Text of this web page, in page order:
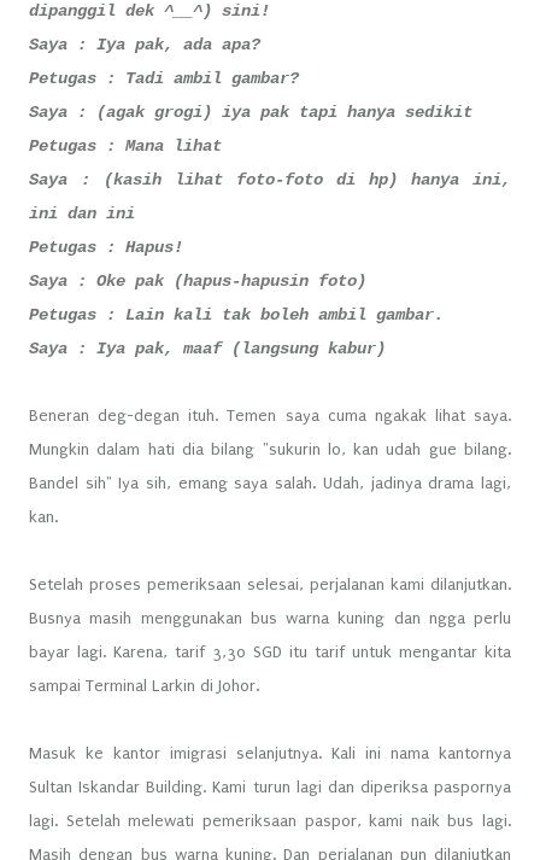
dipanggil dek ^__^) sini!
Saya : Iya pak, ada apa?
Petugas : Tadi ambil gambar?
Saya : (agak grogi) iya pak tapi hanya sedikit
Petugas : Mana lihat
Saya : (kasih lihat foto-foto di hp) hanya ini,
ini dan ini
Petugas : Hapus!
Saya : Oke pak (hapus-hapusin foto)
Petugas : Lain kali tak boleh ambil gambar.
Saya : Iya pak, maaf (langsung kabur)
Beneran deg-degan ituh. Temen saya cuma ngakak lihat saya.
Mungkin dalam hati dia bilang "sukurin lo, kan udah gue bilang.
Bandel sih" Iya sih, emang saya salah. Udah, jadinya drama lagi,
kan.
Setelah proses pemeriksaan selesai, perjalanan kami dilanjutkan.
Busnya masih menggunakan bus warna kuning dan ngga perlu
bayar lagi. Karena, tarif 3,30 SGD itu tarif untuk mengantar kita
sampai Terminal Larkin di Johor.
Masuk ke kantor imigrasi selanjutnya. Kali ini nama kantornya
Sultan Iskandar Building. Kami turun lagi dan diperiksa paspornya
lagi. Setelah melewati pemeriksaan paspor, kami naik bus lagi.
Masih dengan bus warna kuning. Dan perjalanan pun dilanjutkan